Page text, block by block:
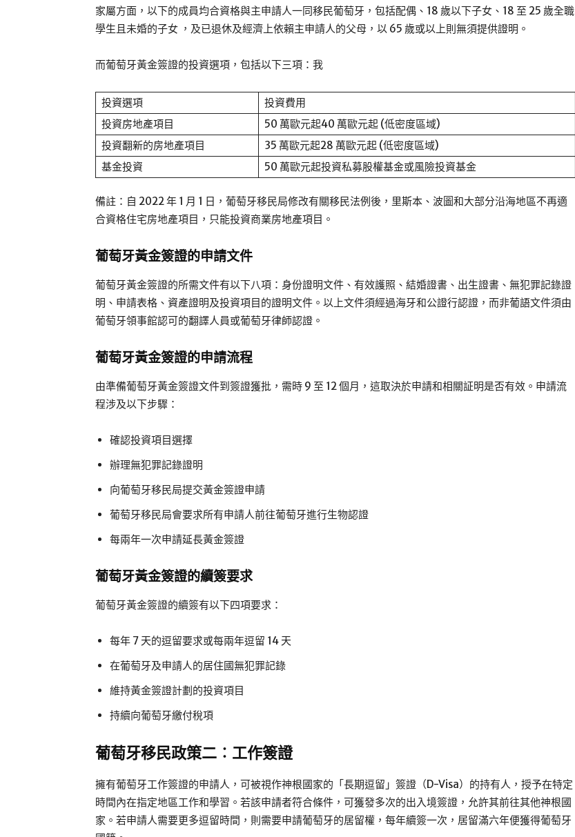
家屬方面，以下的成員均合資格與主申請人一同移民葡萄牙，包括配偶、18 歲以下子女、18 至 25 歲全職
學生且未婚的子女 ，及已退休及經濟上依賴主申請人的父母，以 65 歲或以上則無須提供證明。
而葡萄牙黃金簽證的投資選項，包括以下三項：我
投資選項
投資費用
投資房地產項目
50 萬歐元起40 萬歐元起 (低密度區域)
投資翻新的房地產項目
35 萬歐元起28 萬歐元起 (低密度區域)
基金投資
50 萬歐元起投資私募股權基金或風險投資基金
備註：自 2022 年 1 月 1 日，葡萄牙移民局修改有關移民法例後，里斯本、波圖和大部分沿海地區不再適
合資格住宅房地產項目，只能投資商業房地產項目。
葡萄牙黃金簽證的申請文件
葡萄牙黃金簽證的所需文件有以下八項：身份證明文件、有效護照、結婚證書、出生證書、無犯罪記錄證
明、申請表格、資產證明及投資項目的證明文件。以上文件須經過海牙和公證行認證，而非葡語文件須由
葡萄牙領事館認可的翻譯人員或葡萄牙律師認證。
葡萄牙黃金簽證的申請流程
由準備葡萄牙黃金簽證文件到簽證獲批，需時 9 至 12 個月，這取決於申請和相關証明是否有效。申請流
程涉及以下步驟：
確認投資項目選擇
辦理無犯罪記錄證明
向葡萄牙移民局提交黃金簽證申請
葡萄牙移民局會要求所有申請人前往葡萄牙進行生物認證
每兩年一次申請延長黃金簽證
葡萄牙黃金簽證的續簽要求
葡萄牙黃金簽證的續簽有以下四項要求：
每年 7 天的逗留要求或每兩年逗留 14 天
在葡萄牙及申請人的居住國無犯罪記錄
維持黃金簽證計劃的投資項目
持續向葡萄牙繳付稅項
葡萄牙移民政策二︰工作簽證
擁有葡萄牙工作簽證的申請人，可被視作神根國家的「長期逗留」簽證（D-Visa）的持有人，授予在特定
時間內在指定地區工作和學習。若該申請者符合條件，可獲發多次的出入境簽證，允許其前往其他神根國
家。若申請人需要更多逗留時間，則需要申請葡萄牙的居留權，每年續簽一次，居留滿六年便獲得葡萄牙